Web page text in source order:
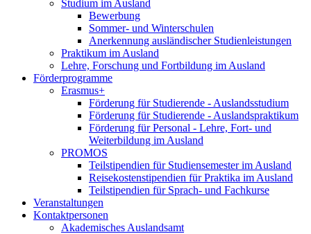
Studium im Ausland
Bewerbung
Sommer- und Winterschulen
Anerkennung ausländischer Studienleistungen
Praktikum im Ausland
Lehre, Forschung und Fortbildung im Ausland
Förderprogramme
Erasmus+
Förderung für Studierende - Auslandsstudium
Förderung für Studierende - Auslandspraktikum
Förderung für Personal - Lehre, Fort- und
Weiterbildung im Ausland
PROMOS
Teilstipendien für Studiensemester im Ausland
Reisekostenstipendien für Praktika im Ausland
Teilstipendien für Sprach- und Fachkurse
Veranstaltungen
Kontaktpersonen
Akademisches Auslandsamt